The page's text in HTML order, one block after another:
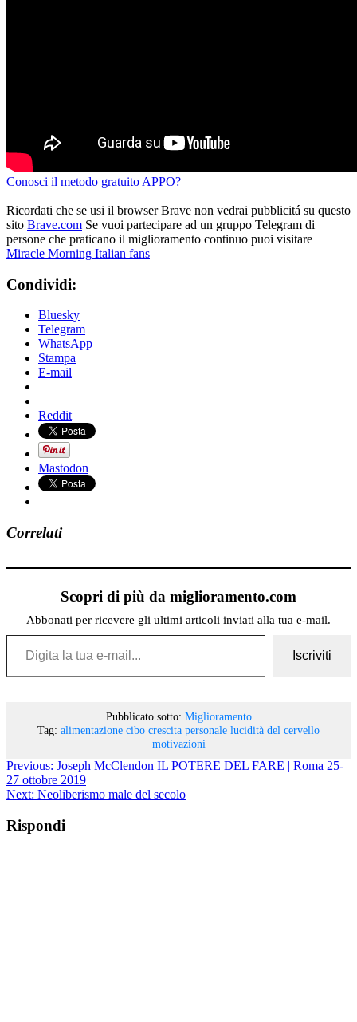
Conosci il metodo gratuito APPO?
Ricordati che se usi il browser Brave non vedrai pubblicitá su questo
sito Brave.com Se vuoi partecipare ad un gruppo Telegram di
persone che praticano il miglioramento continuo puoi visitare
Miracle Morning Italian fans
Condividi:
Bluesky
Telegram
WhatsApp
Stampa
E-mail
Reddit
Mastodon
Correlati
Scopri di più da miglioramento.com
Abbonati per ricevere gli ultimi articoli inviati alla tua e-mail.
Digita la tua e-mail...
Iscriviti
Pubblicato sotto: Miglioramento
Tag: alimentazione cibo crescita personale lucidità del cervello
motivazioni
Previous: Joseph McClendon IL POTERE DEL FARE | Roma 25-
27 ottobre 2019
Next: Neoliberismo male del secolo
Rispondi